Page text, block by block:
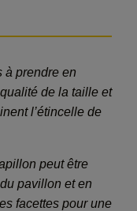
à prendre en
de la taille et
l’étincelle de
peut être
pavillon et en
facettes pour une